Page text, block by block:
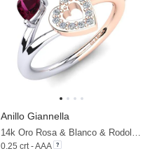
Anillo Giannella
14k Oro Rosa & Blanco & Rodolita de Granito & Moissanita
0.25 crt - AAA